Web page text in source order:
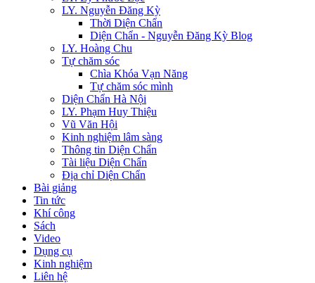
LY. Nguyễn Đăng Kỳ
Thời Diện Chẩn
Diện Chẩn - Nguyễn Đăng Kỳ Blog
LY. Hoàng Chu
Tự chăm sóc
Chìa Khóa Vạn Năng
Tự chăm sóc mình
Diện Chẩn Hà Nội
LY. Phạm Huy Thiệu
Vũ Văn Hội
Kinh nghiệm lâm sàng
Thông tin Diện Chẩn
Tài liệu Diện Chẩn
Địa chỉ Diện Chẩn
Bài giảng
Tin tức
Khí công
Sách
Video
Dụng cụ
Kinh nghiệm
Liên hệ